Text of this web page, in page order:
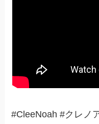
#CleeNoah #クレノ